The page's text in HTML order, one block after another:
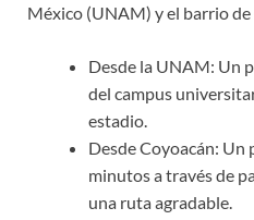
México (UNAM) y el barrio de
Desde la UNAM: Un
del campus
estadio.
Desde Coyoacán: Un
minutos a través de
una ruta agradable.